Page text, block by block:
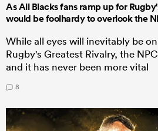
As All Blacks fans ramp up for
would be foolhardy to overlook the
While all eyes will inevitably be
Rugby's Greatest Rivalry, the
and it has never been more vital
8